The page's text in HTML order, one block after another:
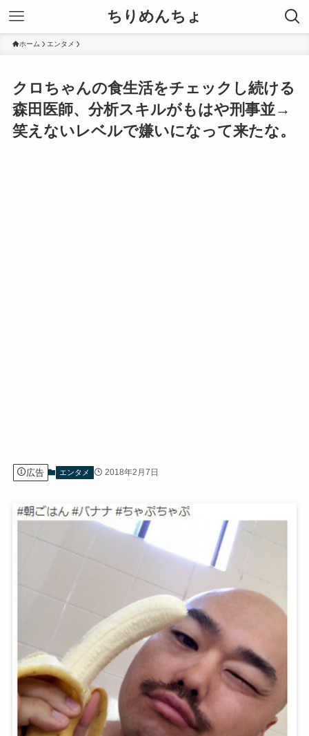
ちりめんちょ
ホーム エンタメ
クロちゃんの食生活をチェックし続ける
森田医師、分析スキルがもはや刑事並→
笑えないレベルで嫌いになって来たな。
広告 エンタメ 2018年2月7日